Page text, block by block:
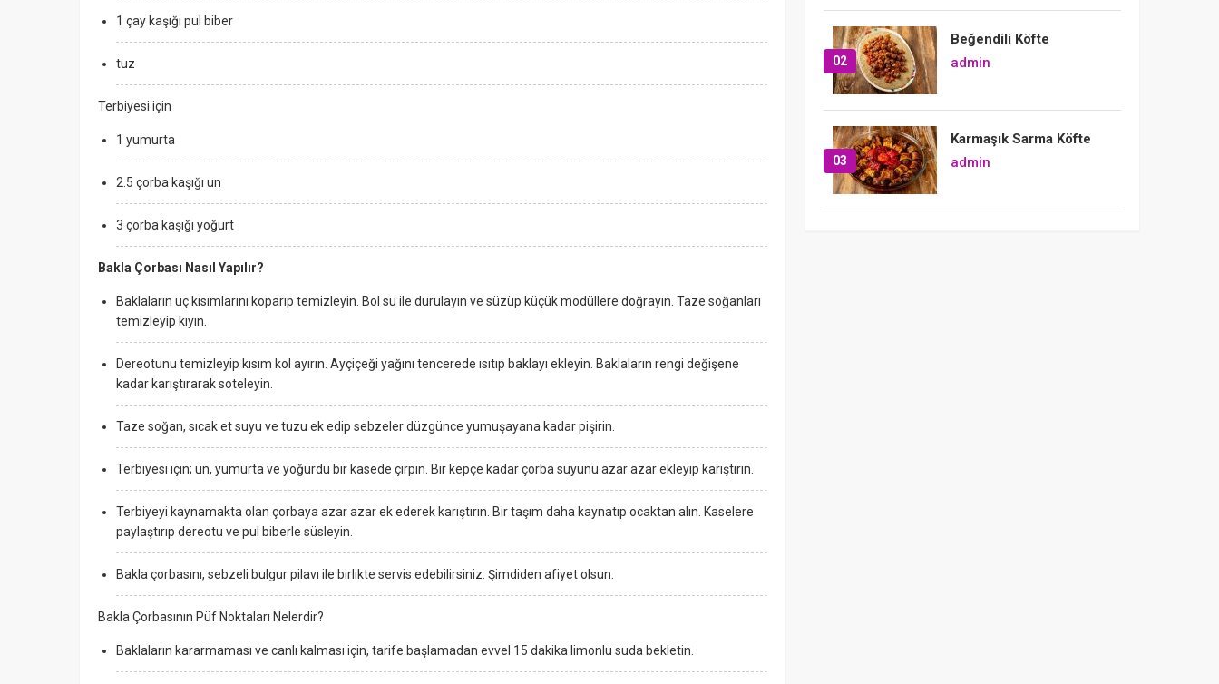
1 çay kaşığı pul biber
tuz
Terbiyesi için
1 yumurta
2.5 çorba kaşığı un
3 çorba kaşığı yoğurt
Bakla Çorbası Nasıl Yapılır?
Baklaların uç kısımlarını koparıp temizleyin. Bol su ile durulayın ve süzüp küçük modüllere doğrayın. Taze soğanları
temizleyip kıyın.
Dereotunu temizleyip kısım kol ayırın. Ayçiçeği yağını tencerede ısıtıp baklayı ekleyin. Baklaların rengi değişene
kadar karıştırarak soteleyin.
Taze soğan, sıcak et suyu ve tuzu ek edip sebzeler düzgünce yumuşayana kadar pişirin.
Terbiyesi için; un, yumurta ve yoğurdu bir kasede çırpın. Bir kepçe kadar çorba suyunu azar azar ekleyip karıştırın.
Terbiyeyi kaynamakta olan çorbaya azar azar ek ederek karıştırın. Bir taşım daha kaynatıp ocaktan alın. Kaselere
paylaştırıp dereotu ve pul biberle süsleyin.
Bakla çorbasını, sebzeli bulgur pilavı ile birlikte servis edebilirsiniz. Şimdiden afiyet olsun.
Bakla Çorbasının Püf Noktaları Nelerdir?
Baklaların kararmaması ve canlı kalması için, tarife başlamadan evvel 15 dakika limonlu suda bekletin.
02
Beğendili Köfte
admin
03
Karmaşık Sarma Köfte
admin